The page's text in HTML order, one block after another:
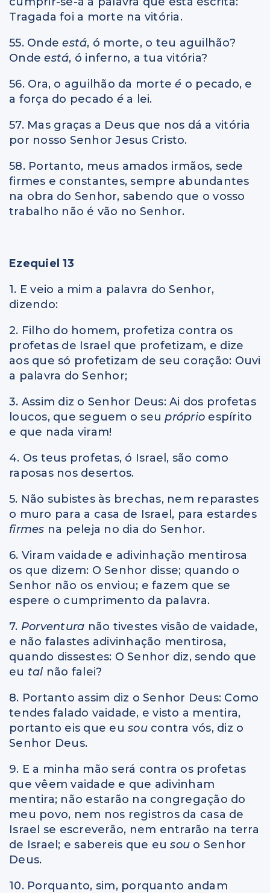
Tragada foi a morte na vitória.
55. Ondeestá, ó morte, o teu aguilhão?
Ondeestá, ó inferno, a tua vitória?
56. Ora, o aguilhão da morteé o pecado, e
a força do pecado é a lei.
57. Mas graças a Deus que nos dá a vitória
por nosso Senhor Jesus Cristo.
58. Portanto, meus amados irmãos, sede
firmes e constantes, sempre abundantes
na obra do Senhor, sabendo que o vosso
trabalho não é vão no Senhor.
Ezequiel 13
1. E veio a mim a palavra do Senhor,
dizendo:
2. Filho do homem, profetiza contra os
profetas de Israel que profetizam, e dize
aos que só profetizam de seu coração: Ouvi
a palavra do Senhor;
3. Assim diz o Senhor Deus: Ai dos profetas
loucos, que seguem o seupróprio espírito
e que nada viram!
4. Os teus profetas, ó Israel, são como
raposas nos desertos.
5. Não subistes às brechas, nem reparastes
o muro para a casa de Israel, para estardes
firmes na peleja no dia do Senhor.
6. Viram vaidade e adivinhação mentirosa
os que dizem: O Senhor disse; quando o
Senhor não os enviou; e fazem que se
espere o cumprimento da palavra.
7. Porventura não tivestes visão de vaidade,
e não falastes adivinhação mentirosa,
quando dissestes: O Senhor diz, sendo que
eu tal não falei?
8. Portanto assim diz o Senhor Deus: Como
tendes falado vaidade, e visto a mentira,
portanto eis que eu sou contra vós, diz o
Senhor Deus.
9. E a minha mão será contra os profetas
que vêem vaidade e que adivinham
mentira; não estarão na congregação do
meu povo, nem nos registros da casa de
Israel se escreverão, nem entrarão na terra
de Israel; e sabereis que eusou o Senhor
Deus.
10. Porquanto, sim, porquanto andam